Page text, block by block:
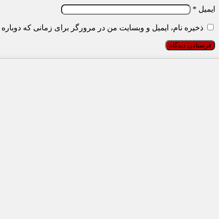
ایمیل *
ذخیره نام، ایمیل و وبسایت من در مرورگر برای زمانی که